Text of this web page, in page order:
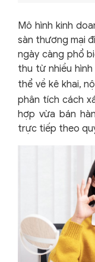
Mô hình kinh
sàn thương mại
ngày càng phổ
thu từ nhiều
thể về kê khai,
phân tích cách
hợp vừa bán
trực tiếp theo